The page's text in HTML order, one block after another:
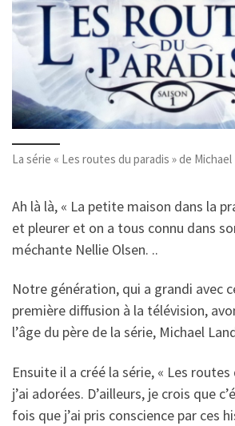
La série « Les routes du paradis » de
Ah là là, « La petite maison dans la
et pleurer et on a tous connu dans
méchante Nellie Olsen. ..
Notre génération, qui a grandi avec
première diffusion à la télévision,
l’âge du père de la série, Michael
Ensuite il a créé la série, « Les
j’ai adorées. D’ailleurs, je crois que
fois que j’ai pris conscience par ces